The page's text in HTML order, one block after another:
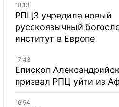
18:13
РПЦЗ учредила новый
русскоязычный
институт в Европе
17:43
Епископ
призвал РПЦ уйти из
16:54